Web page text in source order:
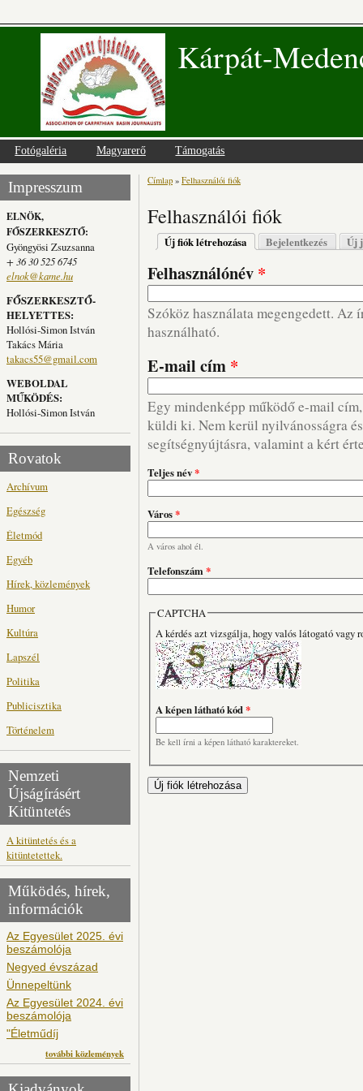
Kárpát-
Fotógaléria Magyarerő Támogatás
Impresszum
ELNÖK,
FŐSZERKESZTŐ:
Gyöngyösi Zsuzsanna
+ 36 30 525 6745
elnok@kame.hu
FŐSZERKESZTŐ-
HELYETTES:
Hollósi-Simon István
Takács Mária
takacs55@gmail.com
WEBOLDAL
MŰKÖDÉS:
Hollósi-Simon István
Rovatok
Archívum
Egészség
Életmód
Egyéb
Hírek, közlemények
Humor
Kultúra
Lapszél
Politika
Publicisztika
Történelem
Nemzeti
Újságírásért
Kitüntetés
A kitüntetés és a
kitüntetettek.
Működés, hírek,
információk
Az Egyesület 2025. évi
beszámolója
Negyed évszázad
Ünnepeltünk
Az Egyesület 2024. évi
beszámolója
"Életműdíj
további közlemények
Jelenlegi hely
Címlap » Felhasználói fiók
Felhasználói fiók
Elsődleges fülek
Új fiók létrehozása (aktív fül)
Bejelentkezés Új
Felhasználónév *
Szóköz használata megengedett. Az
használható.
E-mail cím *
Egy mindenképp működő e-mail
küldi ki. Nem kerül nyilvánosságra
segítségnyújtásra, valamint a kért
Teljes név*
Város*
A város ahol él.
Telefonszám*
CAPTCHA
A kérdés azt vizsgálja, hogy valós látogató vagy
A képen látható kód*
Be kell írni a képen látható karaktereket.